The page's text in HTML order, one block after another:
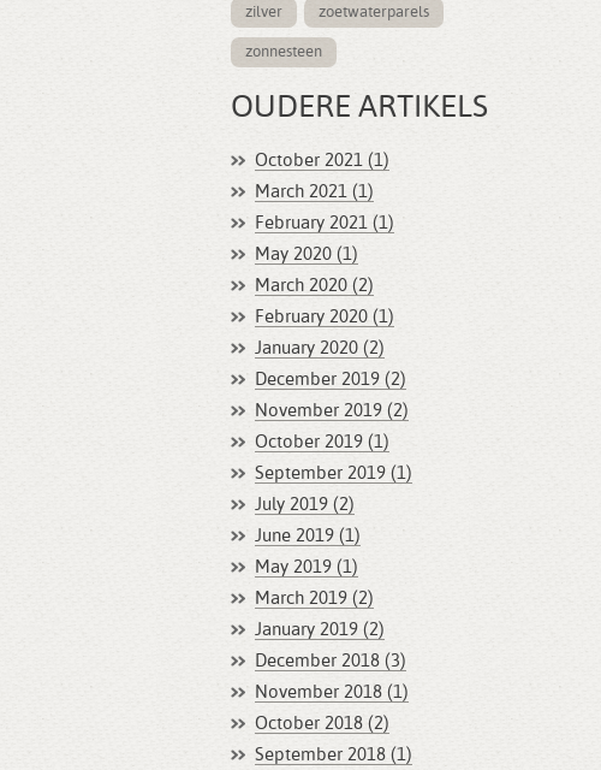
zilver zoetwaterparels
zonnesteen
OUDERE ARTIKELS
October 2021 (1)
March 2021 (1)
February 2021 (1)
May 2020 (1)
March 2020 (2)
February 2020 (1)
January 2020 (2)
December 2019 (2)
November 2019 (2)
October 2019 (1)
September 2019 (1)
July 2019 (2)
June 2019 (1)
May 2019 (1)
March 2019 (2)
January 2019 (2)
December 2018 (3)
November 2018 (1)
October 2018 (2)
September 2018 (1)